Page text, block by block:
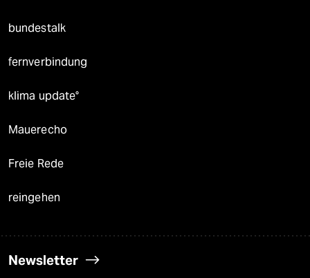
bundestalk
fernverbindung
klima update°
Mauerecho
Freie Rede
reingehen
Newsletter